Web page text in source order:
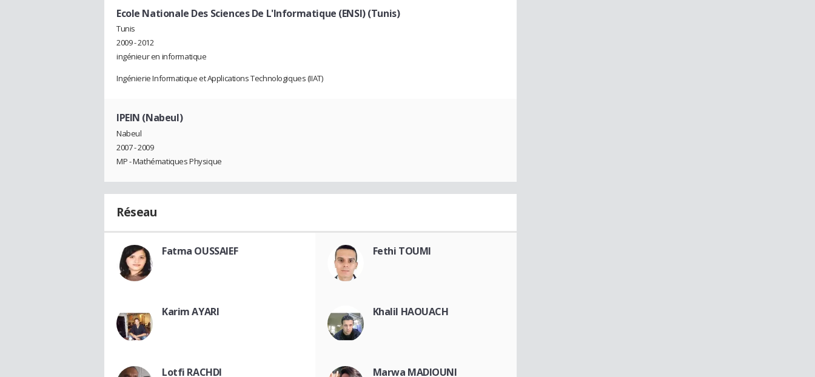
Ecole Nationale Des Sciences De L'Informatique (ENSI) (Tunis)
Tunis
2009 - 2012
ingénieur en informatique
Ingénierie Informatique et Applications Technologiques (IIAT)
IPEIN (Nabeul)
Nabeul
2007 - 2009
MP - Mathématiques Physique
Réseau
Fatma OUSSAIEF Fethi TOUMI
Karim AYARI Khalil HAOUACH
Lotfi RACHDI Marwa MADIOUNI